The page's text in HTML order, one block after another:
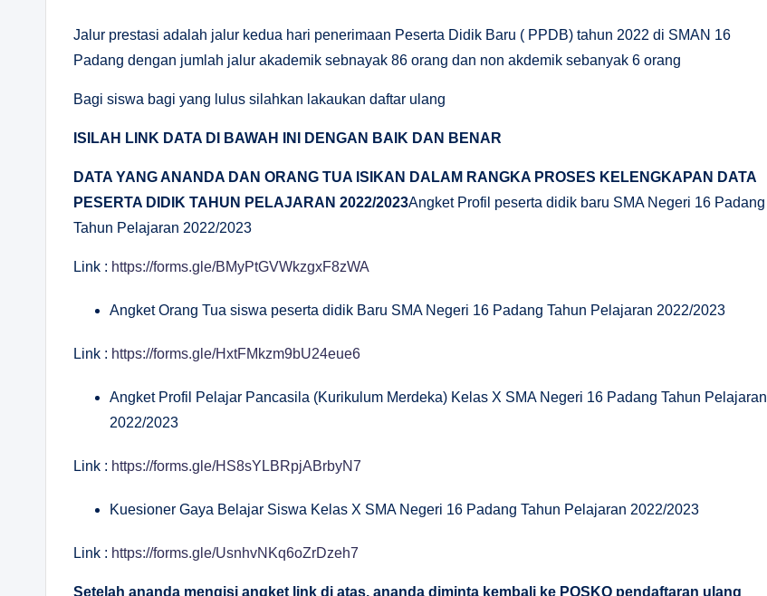
Jalur prestasi adalah jalur kedua hari penerimaan Peserta Didik Baru ( PPDB) tahun 2022 di SMAN 16
Padang dengan jumlah jalur akademik sebnayak 86 orang dan non akdemik sebanyak 6 orang
Bagi siswa bagi yang lulus silahkan lakaukan daftar ulang
ISILAH LINK DATA DI BAWAH INI DENGAN BAIK DAN BENAR
DATA YANG ANANDA DAN ORANG TUA ISIKAN DALAM RANGKA PROSES KELENGKAPAN DATA
PESERTA DIDIK TAHUN PELAJARAN 2022/2023Angket Profil peserta didik baru SMA Negeri 16 Padang
Tahun Pelajaran 2022/2023
Link : https://forms.gle/BMyPtGVWkzgxF8zWA
Angket Orang Tua siswa peserta didik Baru SMA Negeri 16 Padang Tahun Pelajaran 2022/2023
Link : https://forms.gle/HxtFMkzm9bU24eue6
Angket Profil Pelajar Pancasila (Kurikulum Merdeka) Kelas X SMA Negeri 16 Padang Tahun Pelajaran
2022/2023
Link : https://forms.gle/HS8sYLBRpjABrbyN7
Kuesioner Gaya Belajar Siswa Kelas X SMA Negeri 16 Padang Tahun Pelajaran 2022/2023
Link : https://forms.gle/UsnhvNKq6oZrDzeh7
Setelah ananda mengisi angket link di atas, ananda diminta kembali ke POSKO pendaftaran ulang